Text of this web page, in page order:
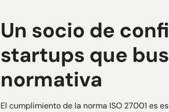
Un socio de
startups que
normativa
El cumplimiento de la norma ISO 27001 es